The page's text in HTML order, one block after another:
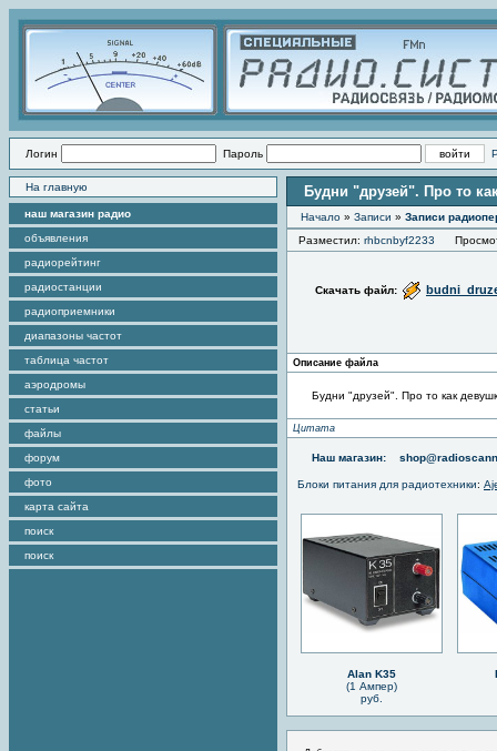
Логин Пароль
На главную
наш магазин радио
объявления
радиорейтинг
радиостанции
радиоприемники
диапазоны частот
таблица частот
аэродромы
статьи
файлы
форум
фото
карта сайта
поиск
поиск
Будни "друзей". Про то
Начало » Записи » Записи
Разместил: rhbcnbyf2233
Скачать файл:
Описание файла
Будни "друзей". Про то как
Цитата
Наш магазин:
Блоки питания для радиотехники:
Alan K35
(1 Ампер)
руб.